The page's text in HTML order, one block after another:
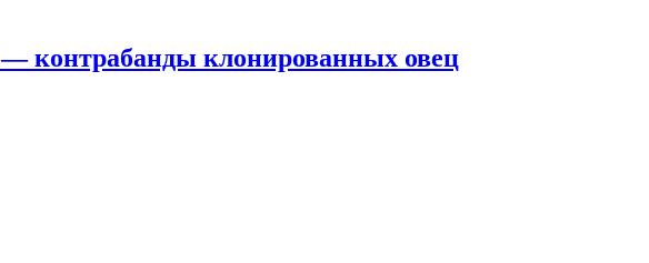
контрабанды клонированных овец